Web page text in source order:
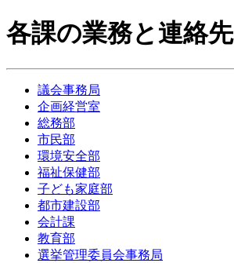
各課の業務と連絡先
議会事務局
企画経営室
総務部
市民部
環境安全部
福祉保健部
子ども家庭部
都市建設部
会計課
教育部
選挙管理委員会事務局